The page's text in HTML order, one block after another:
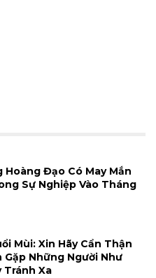
Hoàng Đạo Có May Mắn
Sự Nghiệp Vào Tháng
Mùi: Xin Hãy Cẩn Thận
Gặp Những Người Như
Tránh Xa